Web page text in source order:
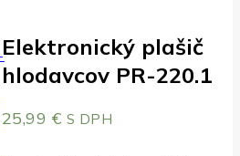
Elektronický plašič
hlodavcov PR-220.1
25,99 € S DPH